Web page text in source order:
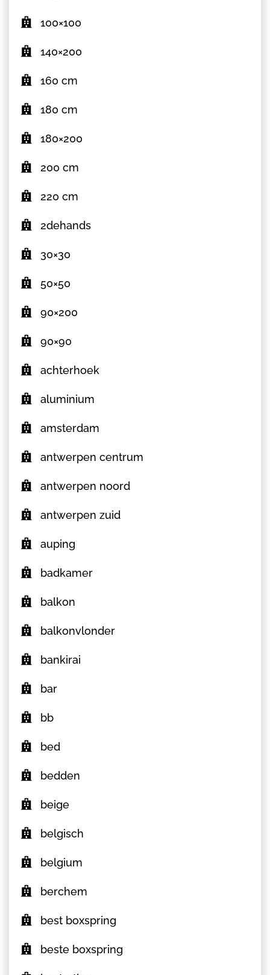
100×100
140×200
160 cm
180 cm
180×200
200 cm
220 cm
2dehands
30×30
50×50
90×200
90×90
achterhoek
aluminium
amsterdam
antwerpen centrum
antwerpen noord
antwerpen zuid
auping
badkamer
balkon
balkonvlonder
bankirai
bar
bb
bed
bedden
beige
belgisch
belgium
berchem
best boxspring
beste boxspring